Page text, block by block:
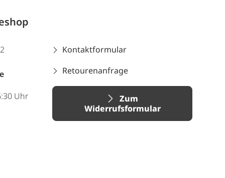
Uhr
Kontaktformular
Retourenanfrage
Zum
Widerrufsformular